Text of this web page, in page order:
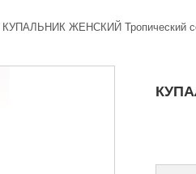
КУПАЛЬНИК ЖЕНСКИЙ Тропический